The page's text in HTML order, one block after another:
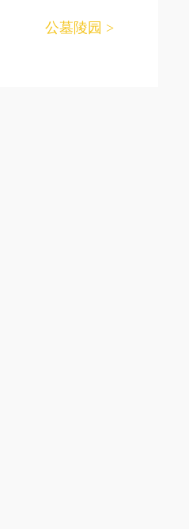
公墓陵园 >